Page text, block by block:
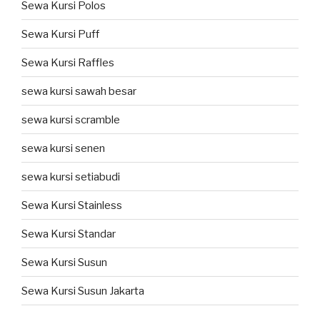
Sewa Kursi Polos
Sewa Kursi Puff
Sewa Kursi Raffles
sewa kursi sawah besar
sewa kursi scramble
sewa kursi senen
sewa kursi setiabudi
Sewa Kursi Stainless
Sewa Kursi Standar
Sewa Kursi Susun
Sewa Kursi Susun Jakarta